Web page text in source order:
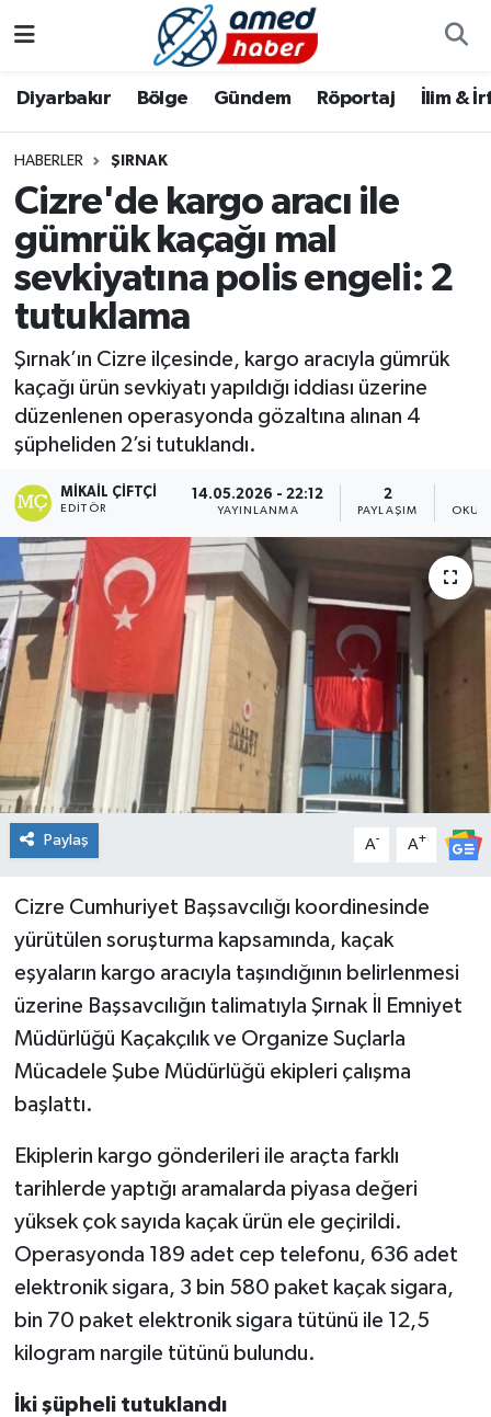
Diyarbakır Bölge Gündem Röportaj İlim &
HABERLER ŞIRNAK
Cizre'de kargo aracı ile
gümrük kaçağı mal
sevkiyatına polis engeli: 2
tutuklama
Şırnak’ın Cizre ilçesinde, kargo aracıyla gümrük
kaçağı ürün sevkiyatı yapıldığı iddiası üzerine
düzenlenen operasyonda gözaltına alınan 4
şüpheliden 2’si tutuklandı.
MIKAIL ÇIFTÇI
EDITÖR
14.05.2026 - 22:12
YAYINLANMA
2
PAYLAŞIM
Paylaş A- A+
Cizre Cumhuriyet Başsavcılığı koordinesinde
yürütülen soruşturma kapsamında, kaçak
eşyaların kargo aracıyla taşındığının belirlenmesi
üzerine Başsavcılığın talimatıyla Şırnak İl Emniyet
Müdürlüğü Kaçakçılık ve Organize Suçlarla
Mücadele Şube Müdürlüğü ekipleri çalışma
başlattı.
Ekiplerin kargo gönderileri ile araçta farklı
tarihlerde yaptığı aramalarda piyasa değeri
yüksek çok sayıda kaçak ürün ele geçirildi.
Operasyonda 189 adet cep telefonu, 636 adet
elektronik sigara, 3 bin 580 paket kaçak sigara,
bin 70 paket elektronik sigara tütünü ile 12,5
kilogram nargile tütünü bulundu.
İki şüpheli tutuklandı
Bölge
Röportaj
Foto Galeri
Yazarlar
Aile
Asayiş
Bilim & Teknoloji
Bölge
Dünya
Eğitim
Güncel
Gündem
İlim & İrfan
Kültür & Sanat
KURDÎ
Sağlık & Yaşam
Siyaset
Spor
Diyarbakır Hava Durumu
Diyarbakır Namaz Vakitleri
Diyarbakır Trafik Yoğunluk Haritası
Süper Lig Puan Durumu ve Fikstür
Tüm Manşetler
Son Dakika Haberleri